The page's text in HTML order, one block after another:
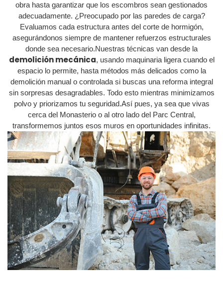
obra hasta garantizar que los escombros sean gestionados
adecuadamente. ¿Preocupado por las paredes de carga?
Evaluamos cada estructura antes del corte de hormigón,
asegurándonos siempre de mantener refuerzos estructurales
donde sea necesario.Nuestras técnicas van desde la
demolición mecánica, usando maquinaria ligera cuando el
espacio lo permite, hasta métodos más delicados como la
demolición manual o controlada si buscas una reforma integral
sin sorpresas desagradables. Todo esto mientras minimizamos
polvo y priorizamos tu seguridad.Así pues, ya sea que vivas
cerca del Monasterio o al otro lado del Parc Central,
transformemos juntos esos muros en oportunidades infinitas.